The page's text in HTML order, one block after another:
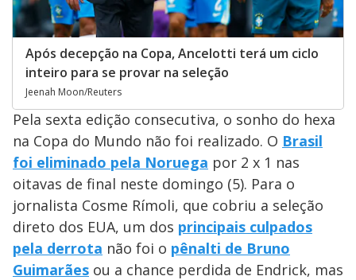
Após decepção na Copa, Ancelotti terá um ciclo
inteiro para se provar na seleção
Jeenah Moon/Reuters
Pela sexta edição consecutiva, o sonho do hexa
na Copa do Mundo não foi realizado. O Brasil
foi eliminado pela Noruega por 2 x 1 nas
oitavas de final neste domingo (5). Para o
jornalista Cosme Rímoli, que cobriu a seleção
direto dos EUA, um dos principais culpados
pela derrota não foi o pênalti de Bruno
Guimarães ou a chance perdida de Endrick, mas